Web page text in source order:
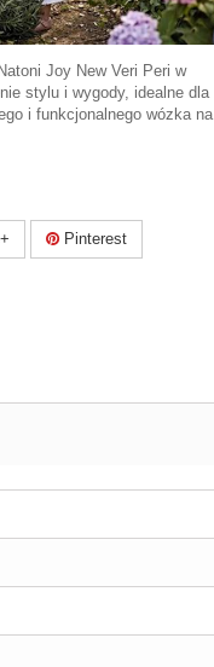
Joy New Veri Peri w
stylu i wygody, idealne dla
i funkcjonalnego wózka na
Pinterest